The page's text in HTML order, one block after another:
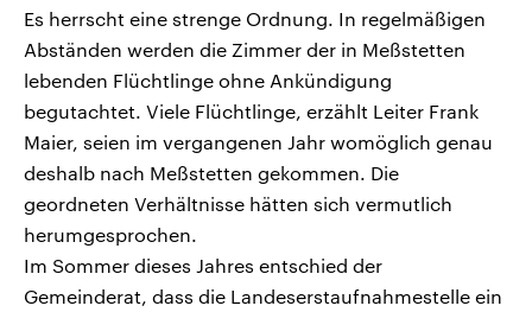
Es herrscht eine strenge Ordnung. In regelmäßigen
Abständen werden die Zimmer der in Meßstetten
lebenden Flüchtlinge ohne Ankündigung
begutachtet. Viele Flüchtlinge, erzählt Leiter Frank
Maier, seien im vergangenen Jahr womöglich genau
deshalb nach Meßstetten gekommen. Die
geordneten Verhältnisse hätten sich vermutlich
herumgesprochen.
Im Sommer dieses Jahres entschied der
Gemeinderat, dass die Landeserstaufnahmestelle ein